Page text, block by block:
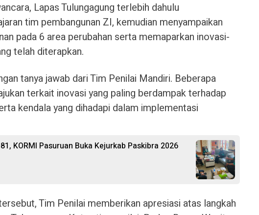
Lapas Tulungagung terlebih dahulu
tim pembangunan ZI, kemudian menyampaikan
pada 6 area perubahan serta memaparkan inovasi-
telah diterapkan.
tanya jawab dari Tim Penilai Mandiri. Beberapa
terkait inovasi yang paling berdampak terhadap
kendala yang dihadapi dalam implementasi
KORMI Pasuruan Buka Kejurkab Paskibra 2026
Tim Penilai memberikan apresiasi atas langkah